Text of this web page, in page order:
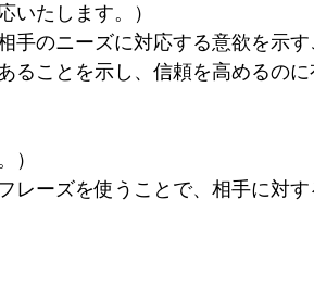
いたします。）
手のニーズに対応する意欲を示
ことを示し、信頼を高めるのに
）
レーズを使うことで、相手に対